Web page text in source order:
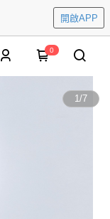
開啟APP
0
1/7